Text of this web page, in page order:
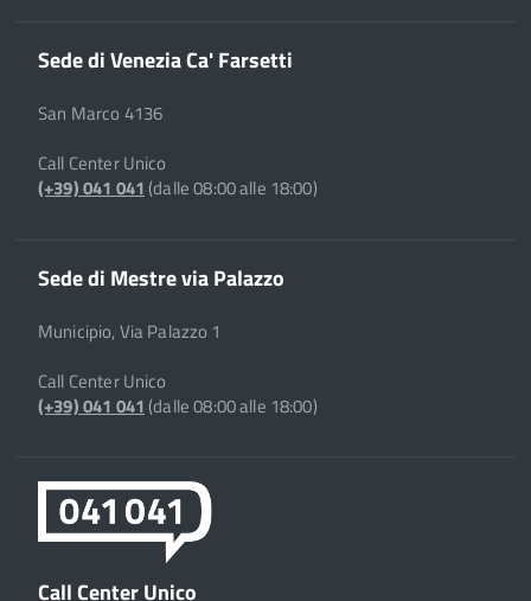
Sede di Venezia Ca' Farsetti
San Marco 4136
Call Center Unico
(+39) 041 041(dalle 08:00 alle 18:00)
Sede di Mestre via Palazzo
Municipio, Via Palazzo 1
Call Center Unico
(+39) 041 041(dalle 08:00 alle 18:00)
Call Center Unico